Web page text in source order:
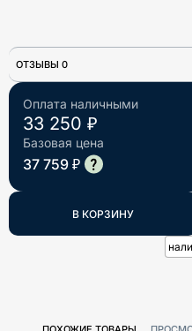
Оплата наличными
33 250 ₽
Базовая цена
37 759 ₽
В КОРЗИНУ
ОТЗЫВЫ 0